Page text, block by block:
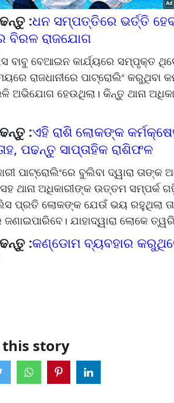
:ଧନ ସମ୍ପତ୍ତିରେ ଭର୍ତ୍ତି
ବିରଳ ରାଜଯୋଗ
ବାବୁ ବେଆଇନ କାର୍ଯ୍ୟରେ ସମ୍ପୃକ୍ତ
ରାଜଧାନୀରେ ପାଟ୍ରୋଲିଂ କରୁଥିବା
ଅଭିଯୋଗ ହେଉଥିଲା। କିନ୍ତୁ ଥାନା
:ଏହି ରାଶି ଲୋକଙ୍କ
ପଢନ୍ତୁ ସାପ୍ତାହିକ ରାଶିଫଳ
ପାଟ୍ରୋଲିଂରେ ବୁଲିବା ଦ୍ୱାରା
ଥାନା ଅଧିକାରୀଙ୍କ ଉତ୍ତମ
ପ୍ରତି ଲୋକଙ୍କ ଯେଉଁ ଭୟ ରହୁଥିଲା
ଜଣାଇପାରିବେ। ଯାହାଦ୍ୱାରା ଲୋକେ
:କଣ୍ଡୋମ ବ୍ୟବହାର
this story